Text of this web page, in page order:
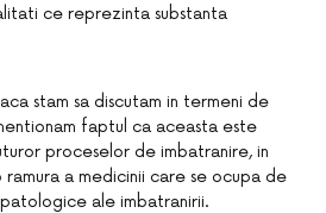
ce reprezinta substanta
stam sa discutam in termeni de
faptul ca aceasta este
proceselor de imbatranire, in
a medicinii care se ocupa de
ale imbatranirii.